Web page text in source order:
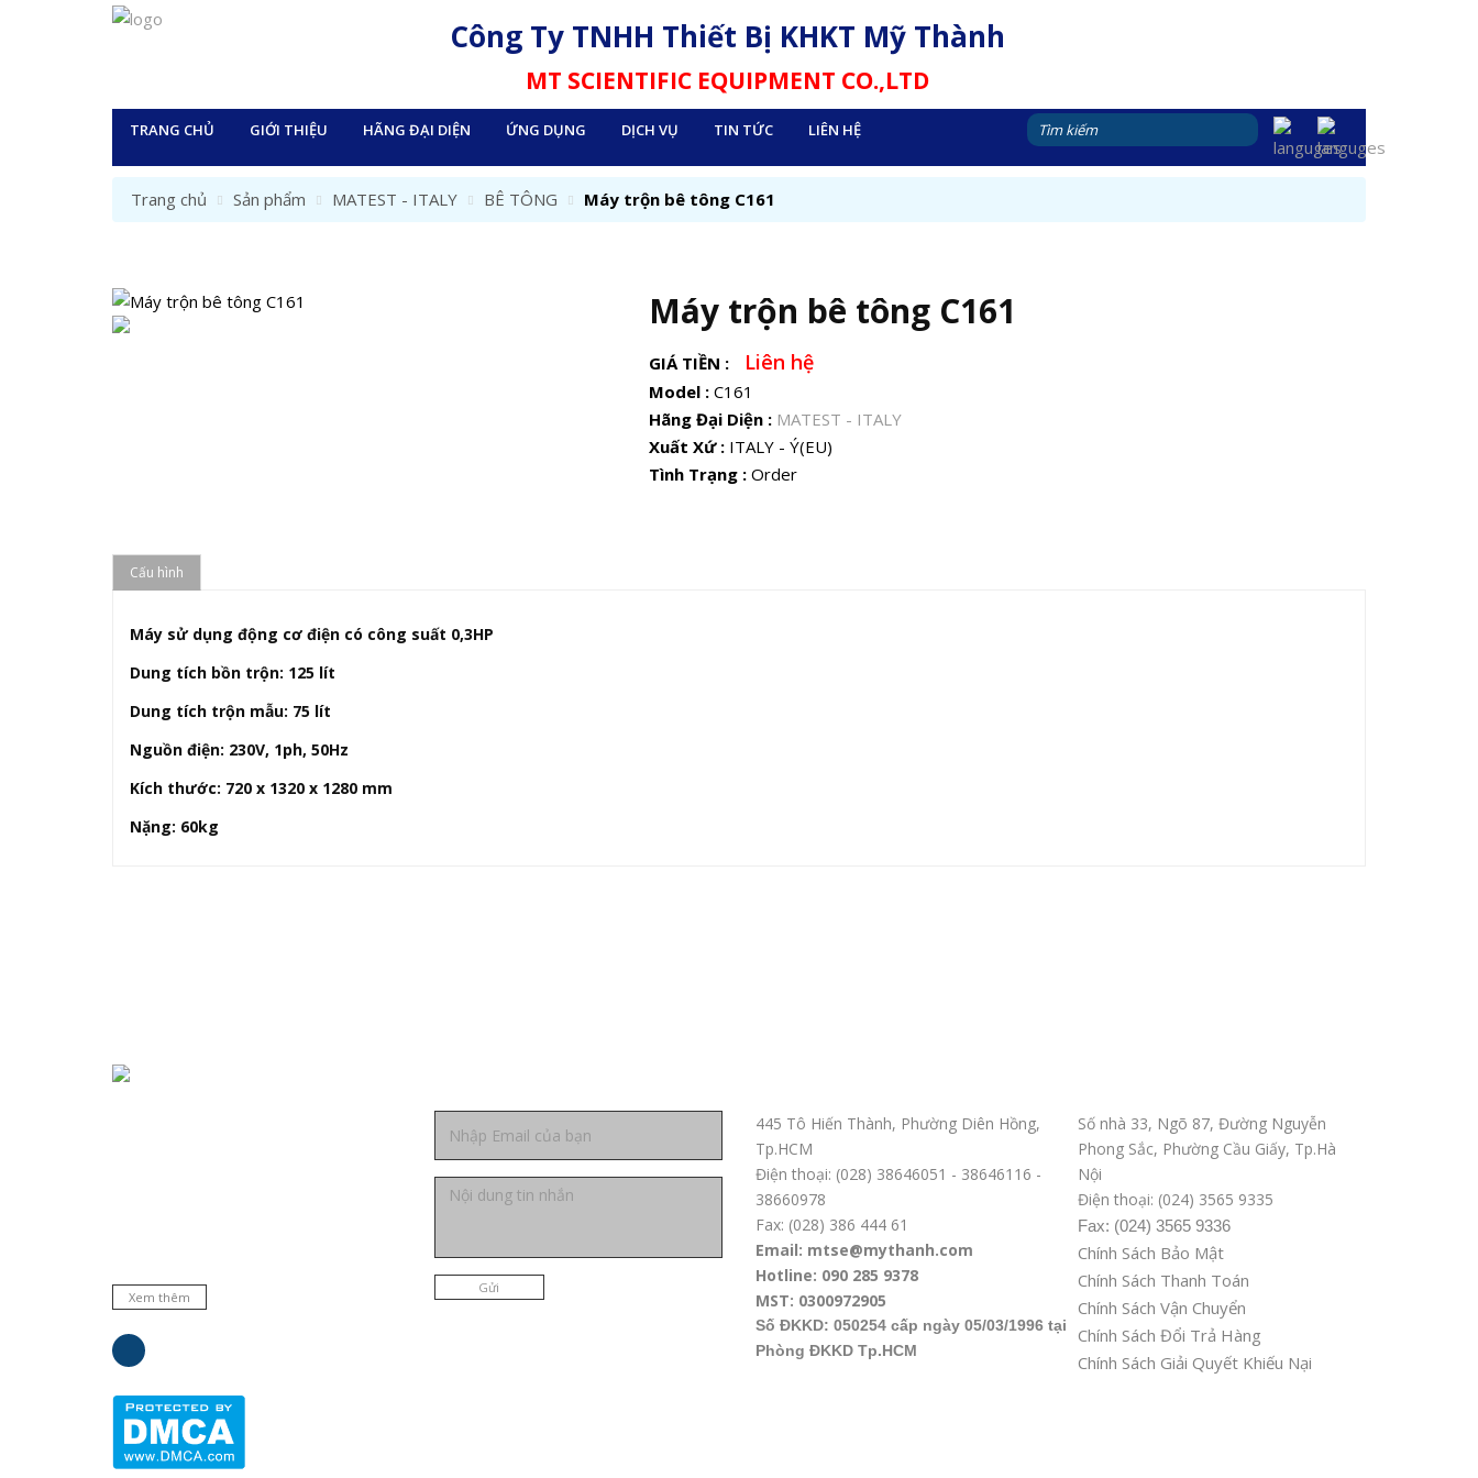
Công Ty TNHH Thiết Bị KHKT Mỹ Thành
MT SCIENTIFIC EQUIPMENT CO.,LTD
TRANG CHỦ GIỚI THIỆU HÃNG ĐẠI DIỆN ỨNG DỤNG DỊCH VỤ TIN TỨC LIÊN HỆ
Trang chủ Sản phẩm MATEST - ITALY BÊ TÔNG Máy trộn bê tông C161
Máy trộn bê tông C161
GIÁ TIỀN : Liên hệ
Model :C161
Hãng Đại Diện : MATEST - ITALY
Xuất Xứ :ITALY - Ý(EU)
Tình Trạng :Order
Cấu hình
Máy sử dụng động cơ điện có công suất 0,3HP
Dung tích bồn trộn: 125 lít
Dung tích trộn mẫu: 75 lít
Nguồn điện: 230V, 1ph, 50Hz
Kích thước: 720 x 1320 x 1280 mm
Nặng: 60kg
Xem thêm
Gửi
445 Tô Hiến Thành, Phường Diên Hồng,
Tp.HCM
Điện thoại: (028) 38646051 - 38646116 -
38660978
Fax: (028) 386 444 61
Email: mtse@mythanh.com
Hotline: 090 285 9378
MST: 0300972905
Số ĐKKD: 050254 cấp ngày 05/03/1996 tại
Phòng ĐKKD Tp.HCM
Số nhà 33, Ngõ 87, Đường Nguyễn
Phong Sắc, Phường Cầu Giấy, Tp.Hà
Nội
Điện thoại: (024) 3565 9335
Fax: (024) 3565 9336
Chính Sách Bảo Mật
Chính Sách Thanh Toán
Chính Sách Vận Chuyển
Chính Sách Đổi Trả Hàng
Chính Sách Giải Quyết Khiếu Nại